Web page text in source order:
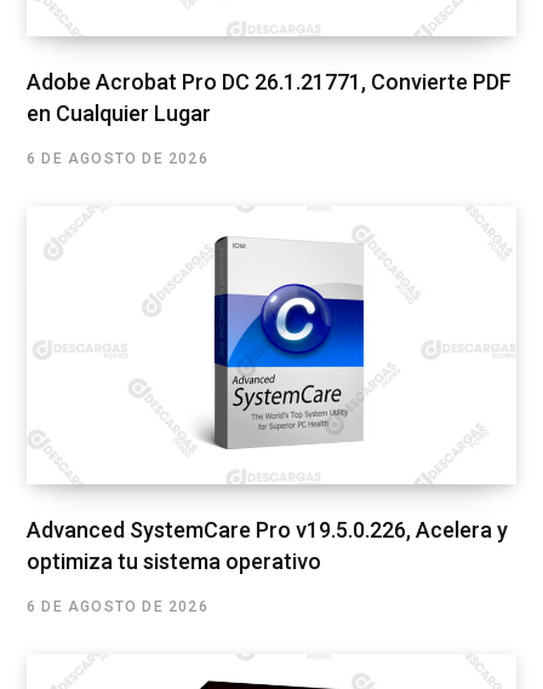
Adobe Acrobat Pro DC 26.1.21771, Convierte PDF
en Cualquier Lugar
6 DE AGOSTO DE 2026
Advanced SystemCare Pro v19.5.0.226, Acelera y
optimiza tu sistema operativo
6 DE AGOSTO DE 2026